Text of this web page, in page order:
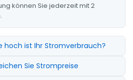
können Sie jederzeit mit 2
hoch ist Ihr Stromverbrauch?
Sie Strompreise